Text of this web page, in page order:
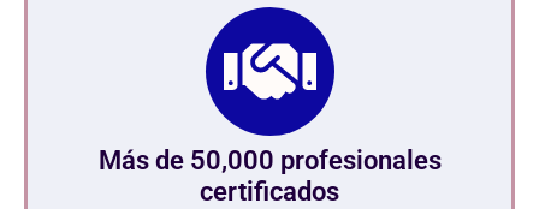
Más de 50,000 profesionales
certificados